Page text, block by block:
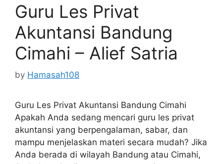
Guru Les Privat
Akuntansi Bandung
Cimahi – Alief Satria
by Hamasah108
Guru Les Privat Akuntansi Bandung Cimahi
Apakah Anda sedang mencari guru les privat
akuntansi yang berpengalaman, sabar, dan
mampu menjelaskan materi secara mudah? Jika
Anda berada di wilayah Bandung atau Cimahi,